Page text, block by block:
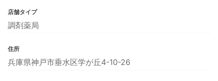
店舗タイプ
調剤薬局
住所
兵庫県神戸市垂水区学が丘4-10-26